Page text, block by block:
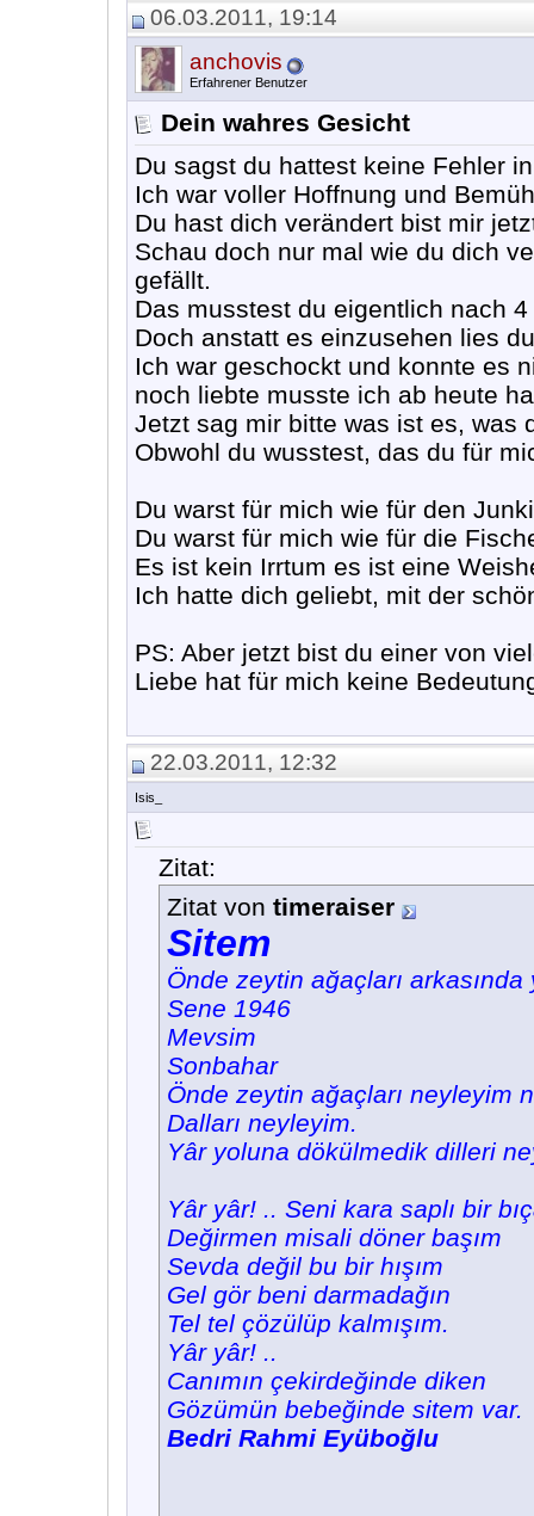
06.03.2011, 19:14
anchovis
Erfahrener Benutzer
Dein wahres Gesicht
Du sagst du hattest keine Fehler
Ich war voller Hoffnung und
Du hast dich verändert bist mir
Schau doch nur mal wie du dich
gefällt.
Das musstest du eigentlich nach
Doch anstatt es einzusehen lies
Ich war geschockt und konnte es
noch liebte musste ich ab heute
Jetzt sag mir bitte was ist es, was
Obwohl du wusstest, das du für
Du warst für mich wie für den
Du warst für mich wie für die
Es ist kein Irrtum es ist eine
Ich hatte dich geliebt, mit der
PS: Aber jetzt bist du einer von
Liebe hat für mich keine
22.03.2011, 12:32
Isis_
Zitat:
Zitat von timeraiser
Sitem
Önde zeytin ağaçları arkasında
Sene 1946
Mevsim
Sonbahar
Önde zeytin ağaçları neyleyim
Dalları neyleyim.
Yâr yoluna dökülmedik dilleri
Yâr yâr! .. Seni kara saplı bir
Değirmen misali döner başım
Sevda değil bu bir hışım
Gel gör beni darmadağın
Tel tel çözülüp kalmışım.
Yâr yâr! ..
Canımın çekirdeğinde diken
Gözümün bebeğinde sitem var.
Bedri Rahmi Eyüboğlu